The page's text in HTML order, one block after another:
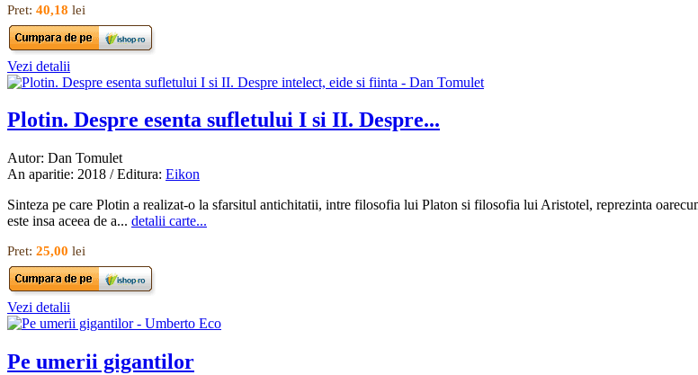
Pret: 40,18 lei
Vezi detalii
Plotin. Despre esenta sufletului I si II. Despre...
Autor: Dan Tomulet
An aparitie: 2018 / Editura: Eikon
Sinteza pe care Plotin a realizat-o la sfarsitul antichitatii, intre filosofia lui Platon si filosofia lui Aristotel, reprezinta
este insa aceea de a... detalii carte...
Pret: 25,00 lei
Vezi detalii
Pe umerii gigantilor